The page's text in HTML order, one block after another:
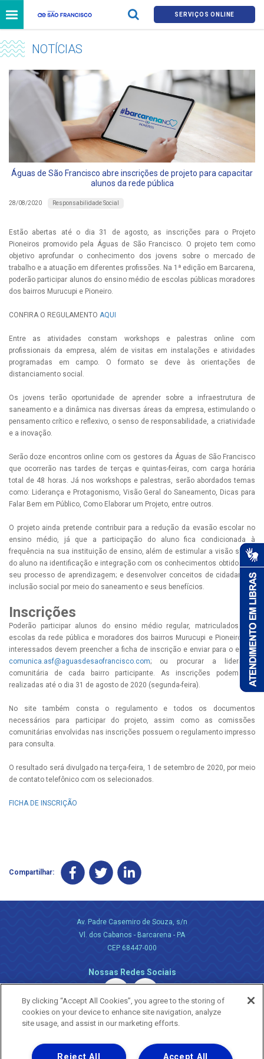
SERVIÇOS ONLINE
NOTÍCIAS
Águas de São Francisco abre inscrições de projeto para capacitar
alunos da rede pública
28/08/2020 Responsabilidade Social
Estão abertas até o dia 31 de agosto, as inscrições para o Projeto
Pioneiros promovido pela Águas de São Francisco. O projeto tem como
objetivo aprofundar o conhecimento dos jovens sobre o mercado de
trabalho e a atuação em diferentes profissões. Na 1ª edição em Barcarena,
poderão participar alunos do ensino médio de escolas públicas moradores
dos bairros Murucupi e Pioneiro.
CONFIRA O REGULAMENTO AQUI
Entre as atividades constam workshops e palestras online com
profissionais da empresa, além de visitas em instalações e atividades
programadas em campo. O formato se deve às orientações de
distanciamento social.
Os jovens terão oportunidade de aprender sobre a infraestrutura de
saneamento e a dinâmica nas diversas áreas da empresa, estimulando o
pensamento crítico e reflexivo, o senso de responsabilidade, a criatividade
e a inovação.
Serão doze encontros online com os gestores da Águas de São Francisco
que ocorrerão nas tardes de terças e quintas-feiras, com carga horária
total de 48 horas. Já nos workshops e palestras, serão abordados temas
como: Liderança e Protagonismo, Visão Geral do Saneamento, Dicas para
Falar Bem em Público, Como Elaborar um Projeto, entre outros.
O projeto ainda pretende contribuir para a redução da evasão escolar no
ensino médio, já que a participação do aluno fica condicionada à
frequência na sua instituição de ensino, além de estimular a visão social
do aluno na identificação e integração com os conhecimentos obtidos em
seu processo de aprendizagem; e desenvolver conceitos de cidadania e
inclusão social por meio do saneamento e seus benefícios.
Inscrições
Poderão participar alunos do ensino médio regular, matriculados nas
escolas da rede pública e moradores dos bairros Murucupi e Pioneiro. Os
interessados devem preencher a ficha de inscrição e enviar para o e-mail
comunica.asf@aguasdesaofrancisco.com; ou procurar a liderança
comunitária de cada bairro participante. As inscrições podem ser
realizadas até o dia 31 de agosto de 2020 (segunda-feira).
No site também consta o regulamento e todos os documentos
necessários para participar do projeto, assim como as comissões
comunitárias envolvidas nas inscrições possuem o regulamento impresso
para consulta.
O resultado será divulgado na terça-feira, 1 de setembro de 2020, por meio
de contato telefônico com os selecionados.
FICHA DE INSCRIÇÃO
Compartilhar:
Av. Padre Casemiro de Souza, s/n
Vl. dos Cabanos - Barcarena - PA
CEP 68447-000
Nossas Redes Sociais
By clicking “Accept All Cookies”, you agree to the storing of
cookies on your device to enhance site navigation, analyze
site usage, and assist in our marketing efforts.
Accept All
Reject All